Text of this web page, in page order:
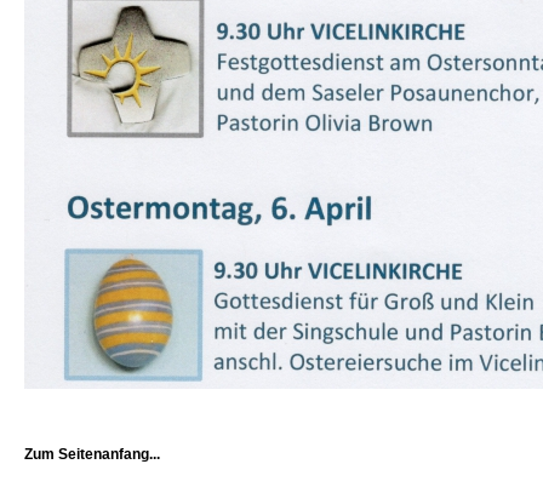
Zum Seitenanfang...